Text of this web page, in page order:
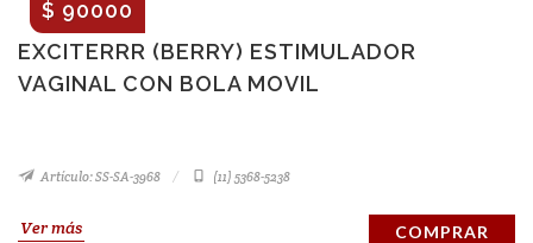
EXCITERRR (BERRY) ESTIMULADOR
VAGINAL CON BOLA MOVIL
$ 90000
Artículo: SS-SA-3968 (11) 5368-5238
Ver más COMPRAR